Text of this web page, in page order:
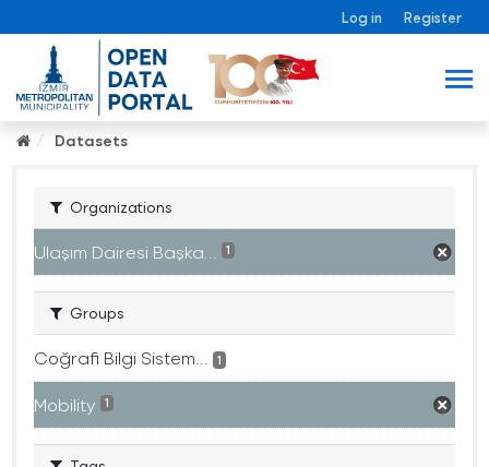
Log in Register
Datasets
Organizations
Ulaşım Dairesi Başka... 1
Groups
Coğrafi Bilgi Sistem... 1
Mobility 1